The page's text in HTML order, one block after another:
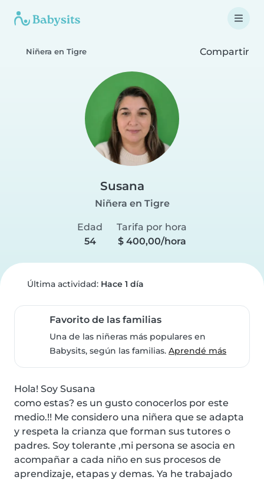
Niñera en Tigre Compartir
Susana
Niñera en Tigre
Edad
54
Tarifa por hora
$ 400,00/hora
Última actividad: Hace 1 día
Favorito de las familias
Una de las niñeras más populares en
Babysits, según las familias.Aprendé más
Hola! Soy Susana
como estas? es un gusto conocerlos por este
medio.!! Me considero una niñera que se adapta
y respeta la crianza que forman sus tutores o
padres. Soy tolerante ,mi persona se asocia en
acompañar a cada niño en sus procesos de
aprendizaje, etapas y demas. Ya he trabajado